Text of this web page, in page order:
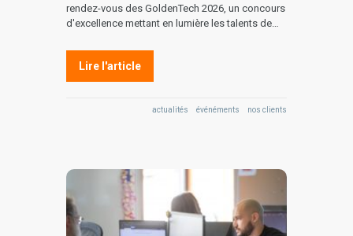
rendez-vous des GoldenTech 2026, un concours
d'excellence mettant en lumière les talents de…
Lire l'article
actualités événéments nos clients